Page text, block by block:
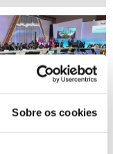
Sobre os cookies